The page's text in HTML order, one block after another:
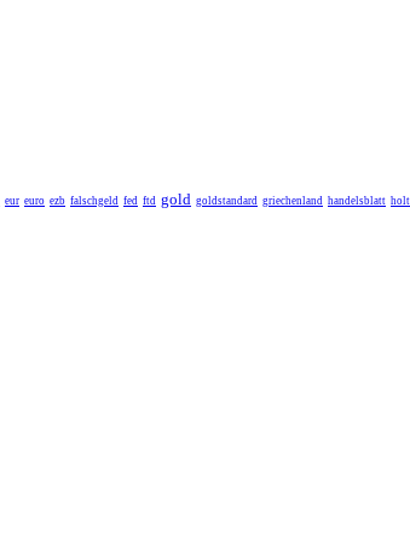
eur euro ezb falschgeld fed ftd gold goldstandard griechenland handelsblatt holt